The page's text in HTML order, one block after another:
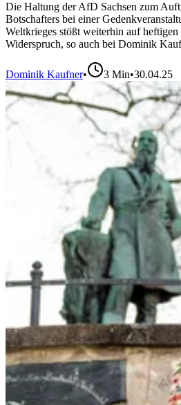
Die Haltung der AfD Sachsen zum
Botschafters bei einer
Weltkrieges stößt weiterhin auf
Widerspruch, so auch bei Dominik
Dominik Kaufner• 3 Min•30.04.25